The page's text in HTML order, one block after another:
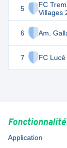
5
FC
Villages
6 Am.
7 FC Lucé
Application